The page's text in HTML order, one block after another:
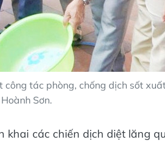
tác phòng, chống dịch sốt
Hoành Sơn.
các chiến dịch diệt lăng